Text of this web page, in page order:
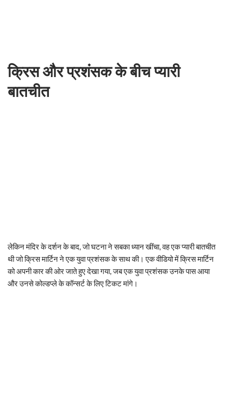
क्रिस और प्रशंसक के बीच प्यारी
बातचीत
लेकिन मंदिर के दर्शन के बाद, जो घटना ने सबका ध्यान खींचा, वह एक प्यारी बातचीत
थी जो क्रिस मार्टिन ने एक युवा प्रशंसक के साथ की। एक वीडियो में क्रिस मार्टिन
को अपनी कार की ओर जाते हुए देखा गया, जब एक युवा प्रशंसक उनके पास आया
और उनसे कोल्डप्ले के कॉन्सर्ट के लिए टिकट मांगे।